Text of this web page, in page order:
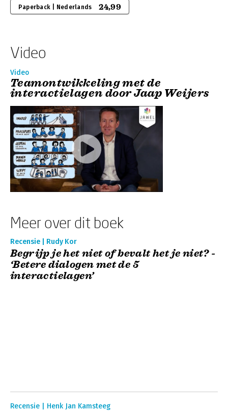
Paperback | Nederlands 24,99
Video
Video
Teamontwikkeling met de
interactielagen door Jaap Weijers
Meer over dit boek
Recensie | Rudy Kor
Begrijp je het niet of bevalt het je niet? -
‘Betere dialogen met de 5
interactielagen’
Recensie | Henk Jan Kamsteeg